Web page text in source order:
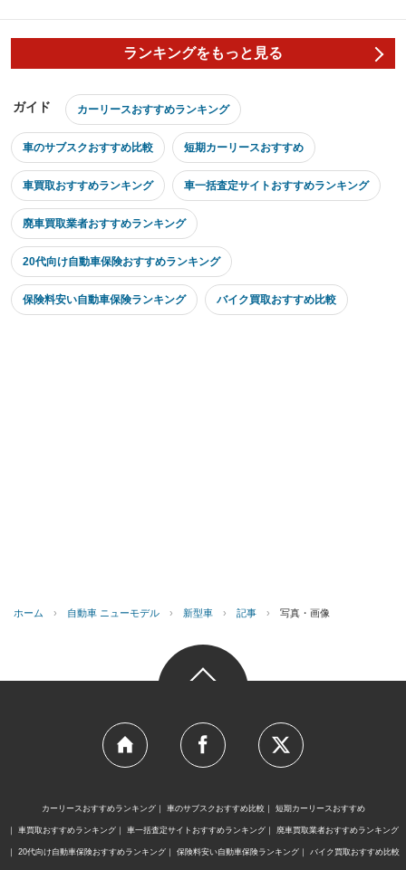
ランキングをもっと見る
ガイド カーリースおすすめランキング
車のサブスクおすすめ比較 短期カーリースおすすめ
車買取おすすめランキング 車一括査定サイトおすすめランキング
廃車買取業者おすすめランキング
20代向け自動車保険おすすめランキング
保険料安い自動車保険ランキング バイク買取おすすめ比較
ホーム › 自動車 ニューモデル › 新型車 › 記事 › 写真・画像
カーリースおすすめランキング 車のサブスクおすすめ比較 短期カーリースおすすめ
車買取おすすめランキング 車一括査定サイトおすすめランキング 廃車買取業者おすすめランキング
20代向け自動車保険おすすめランキング 保険料安い自動車保険ランキング バイク買取おすすめ比較